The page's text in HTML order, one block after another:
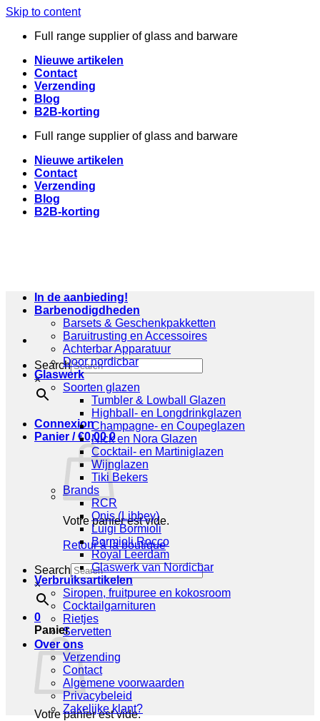
Skip to content
Full range supplier of glass and barware
Nieuwe artikelen
Contact
Verzending
Blog
B2B-korting
Full range supplier of glass and barware
Nieuwe artikelen
Contact
Verzending
Blog
B2B-korting
Search
×
Connexion
Panier /€0,00 0
Votre panier est vide.
Retour à la boutique
Search
×
0
Panier
Votre panier est vide.
In de aanbieding!
Barbenodigdheden
Barsets & Geschenkpakketten
Baruitrusting en Accessoires
Achterbar Apparatuur
Door nordicbar
Glaswerk
Soorten glazen
Tumbler & Lowball Glazen
Highball- en Longdrinkglazen
Champagne- en Coupeglazen
Nick en Nora Glazen
Cocktail- en Martiniglazen
Wijnglazen
Tiki Bekers
Brands
RCR
Onis (Libbey)
Luigi Bormioli
Bormioli Rocco
Royal Leerdam
Glaswerk van Nordicbar
Verbruiksartikelen
Siropen, fruitpuree en kokosroom
Cocktailgarnituren
Rietjes
Servetten
Over ons
Verzending
Contact
Algemene voorwaarden
Privacybeleid
Zakelijke klant?